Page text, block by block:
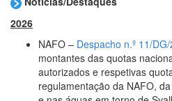
2026
NAFO – Despacho n.º 11/
montantes das quotas
autorizados e respetivas
regulamentação da NAFO,